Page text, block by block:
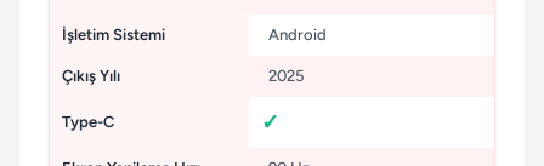
İşletim Sistemi Android
Çıkış Yılı 2025
Type-C